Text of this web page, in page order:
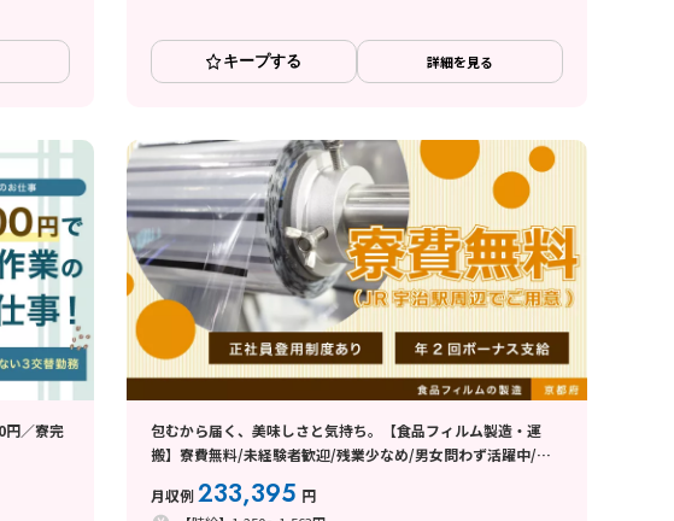
キープする 詳細を見る
円／寮完
包むから届く、美味しさと気持ち。【食品フィルム製造・運
搬】寮費無料/未経験者歓迎/残業少なめ/男女問わず活躍中/正
月収例233,395 円